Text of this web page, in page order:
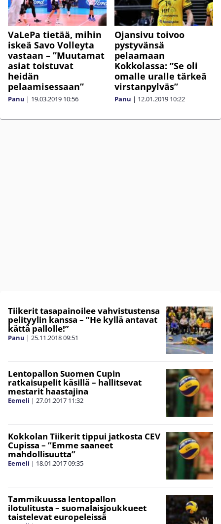
VaLePa tietää, mihin
iskeä Savo Volleyta
vastaan – ”Muutamat
asiat toistuvat
heidän
pelaamisessaan”
Panu | 19.03.2019 10:56
Ojansivu toivoo
pystyvänsä
pelaamaan
Kokkolassa: ”Se oli
omalle uralle tärkeä
virstanpylväs”
Panu | 12.01.2019 10:22
Tiikerit tasapainoilee vahvistustensa
pelityylin kanssa – ”He kyllä antavat
kättä pallolle!”
Panu | 25.11.201809:51
Lentopallon Suomen Cupin
ratkaisupelit käsillä – hallitsevat
mestarit haastajina
Eemeli | 27.01.2017 11:32
Kokkolan Tiikerit tippui jatkosta CEV
Cupissa – ”Emme saaneet
mahdollisuutta”
Eemeli | 18.01.201709:35
Tammikuussa lentopallon
ilotulitusta – suomalaisjoukkueet
taistelevat europeleissä